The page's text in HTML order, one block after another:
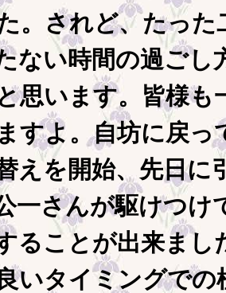
。されど、たった
ない時間の過ごし
思います。皆様も
すよ。自坊に戻っ
えを開始、先日に
一さんが駆けつけ
ることが出来まし
いタイミングでの